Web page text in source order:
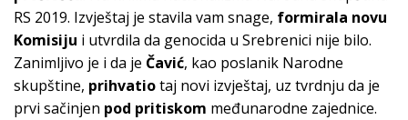
RS 2019. Izvještaj je stavila vam snage, formirala novu
Komisiju i utvrdila da genocida u Srebrenici nije bilo.
Zanimljivo je i da je Čavić, kao poslanik Narodne
skupštine, prihvatiotaj novi izvještaj, uz tvrdnju da je
prvi sačinjen pod pritiskom međunarodne zajednice.